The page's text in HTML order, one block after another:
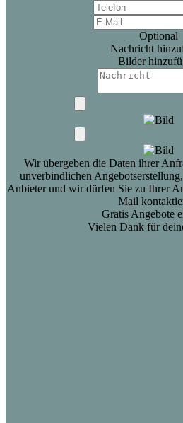
Optional
Nachricht
Bilder
Wir übergeben die Daten ihrer
unverbindlichen
Anbieter und wir dürfen Sie zu Ihrer
Mail
Gratis Angebote
Vielen Dank für